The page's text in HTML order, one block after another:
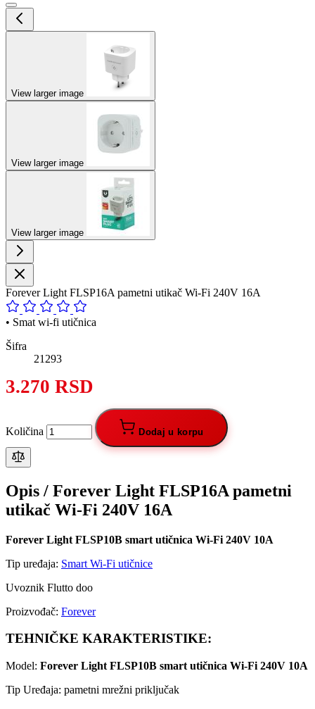
View larger image
View larger image
View larger image
Forever Light FLSP16A pametni utikač Wi-Fi 240V 16A
• Smat wi-fi utičnica
Šifra
21293
3.270 RSD
Količina Dodaj u korpu
Opis / Forever Light FLSP16A pametni
utikač Wi-Fi 240V 16A
Forever Light FLSP10B smart utičnica Wi-Fi 240V 10A
Tip uređaja: Smart Wi-Fi utičnice
Uvoznik Flutto doo
Proizvođač: Forever
TEHNIČKE KARAKTERISTIKE:
Model: Forever Light FLSP10B smart utičnica Wi-Fi 240V 10A
Tip Uređaja: pametni mrežni priključak